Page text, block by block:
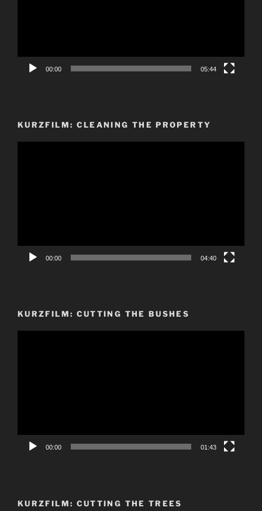
00:00 05:44
KURZFILM: CLEANING THE PROPERTY
00:00 04:40
KURZFILM: CUTTING THE BUSHES
00:00 01:43
KURZFILM: CUTTING THE TREES